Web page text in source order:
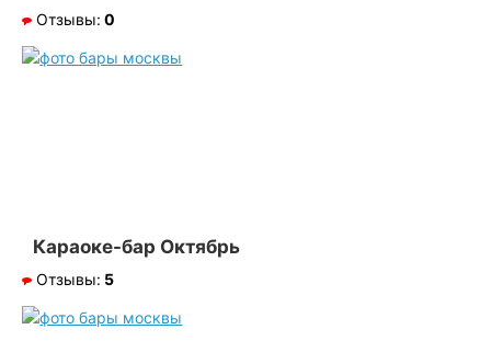
Отзывы: 0
Караоке-бар Октябрь
Отзывы: 5